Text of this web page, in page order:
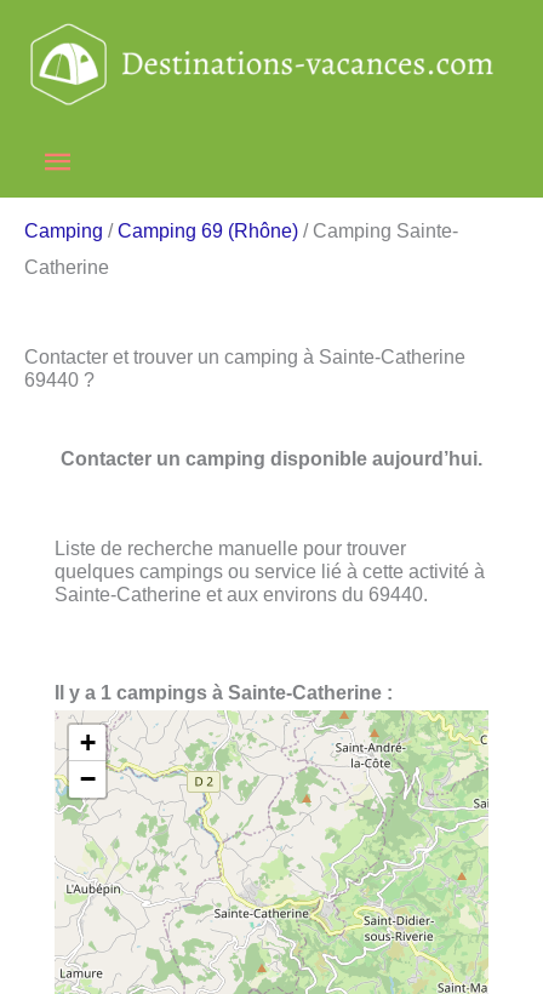
contenu
Menu
principal
Camping /Camping 69 (Rhône) / Camping Sainte-
Catherine
Contacter et trouver un camping à Sainte-Catherine
69440 ?
Contacter un camping disponible aujourd’hui.
Liste de recherche manuelle pour trouver
quelques campings ou service lié à cette activité à
Sainte-Catherine et aux environs du 69440.
Il y a 1 campings à Sainte-Catherine :
+
−